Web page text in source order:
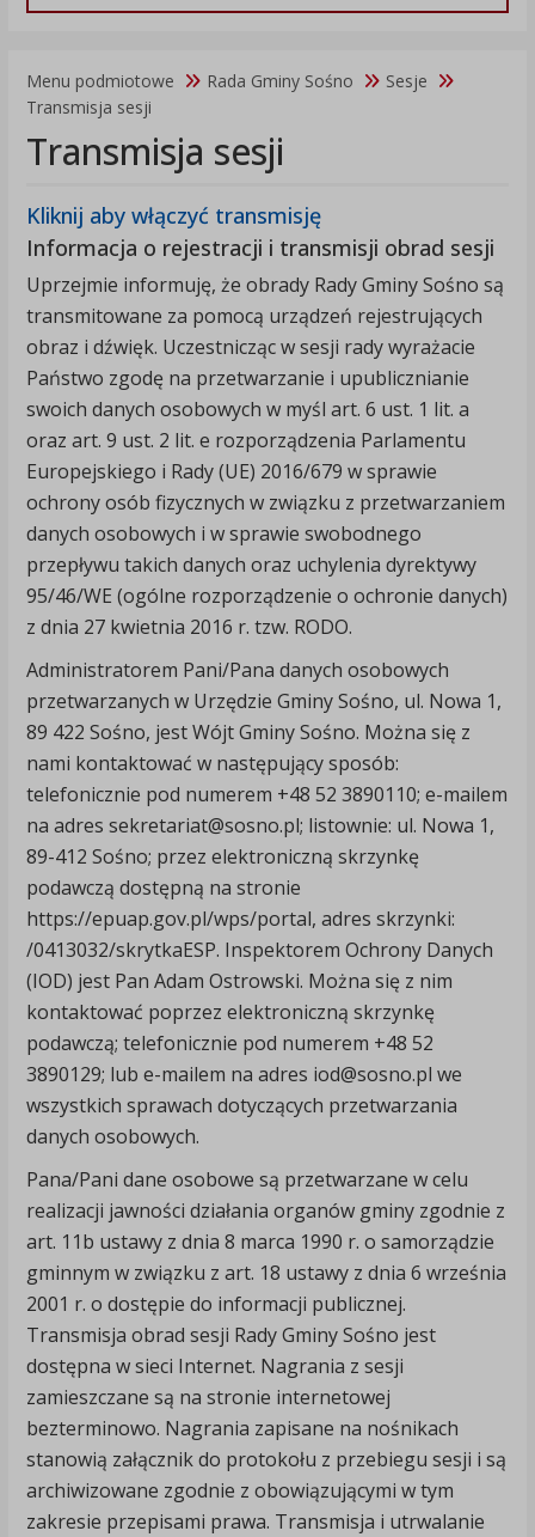
Menu podmiotowe Rada Gminy Sośno
Sesje
Transmisja sesji
Transmisja sesji
Kliknij aby włączyć transmisję
Informacja o rejestracji i transmisji obrad sesji
Uprzejmie informuję, że obrady Rady Gminy Sośno są
transmitowane za pomocą urządzeń rejestrujących
obraz i dźwięk. Uczestnicząc w sesji rady wyrażacie
Państwo zgodę na przetwarzanie i upublicznianie
swoich danych osobowych w myśl art. 6 ust. 1 lit. a
oraz art. 9 ust. 2 lit. e rozporządzenia Parlamentu
Europejskiego i Rady (UE) 2016/679 w sprawie
ochrony osób fizycznych w związku z przetwarzaniem
danych osobowych i w sprawie swobodnego
przepływu takich danych oraz uchylenia dyrektywy
95/46/WE (ogólne rozporządzenie o ochronie danych)
z dnia 27 kwietnia 2016 r. tzw. RODO.
Administratorem Pani/Pana danych osobowych
przetwarzanych w Urzędzie Gminy Sośno, ul. Nowa 1,
89 422 Sośno, jest Wójt Gminy Sośno. Można się z
nami kontaktować w następujący sposób:
telefonicznie pod numerem +48 52 3890110; e-mailem
na adres sekretariat@sosno.pl; listownie: ul. Nowa 1,
89-412 Sośno; przez elektroniczną skrzynkę
podawczą dostępną na stronie
https://epuap.gov.pl/wps/portal, adres skrzynki:
/0413032/skrytkaESP. Inspektorem Ochrony Danych
(IOD) jest Pan Adam Ostrowski. Można się z nim
kontaktować poprzez elektroniczną skrzynkę
podawczą; telefonicznie pod numerem +48 52
3890129; lub e-mailem na adres iod@sosno.pl we
wszystkich sprawach dotyczących przetwarzania
danych osobowych.
Pana/Pani dane osobowe są przetwarzane w celu
realizacji jawności działania organów gminy zgodnie z
art. 11b ustawy z dnia 8 marca 1990 r. o samorządzie
gminnym w związku z art. 18 ustawy z dnia 6 września
2001 r. o dostępie do informacji publicznej.
Transmisja obrad sesji Rady Gminy Sośno jest
dostępna w sieci Internet. Nagrania z sesji
zamieszczane są na stronie internetowej
bezterminowo. Nagrania zapisane na nośnikach
stanowią załącznik do protokołu z przebiegu sesji i są
archiwizowane zgodnie z obowiązującymi w tym
zakresie przepisami prawa. Transmisja i utrwalanie